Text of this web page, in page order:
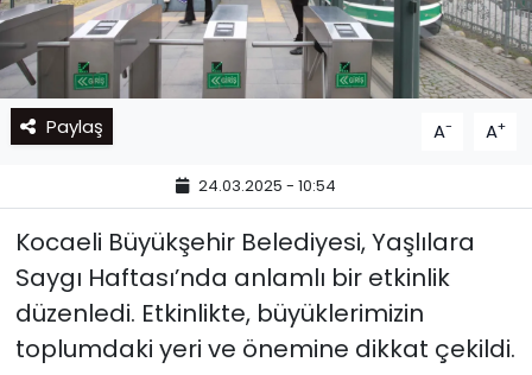
Paylaş A- A+
24.03.2025 - 10:54
Kocaeli Büyükşehir Belediyesi, Yaşlılara
Saygı Haftası’nda anlamlı bir etkinlik
düzenledi. Etkinlikte, büyüklerimizin
toplumdaki yeri ve önemine dikkat çekildi.